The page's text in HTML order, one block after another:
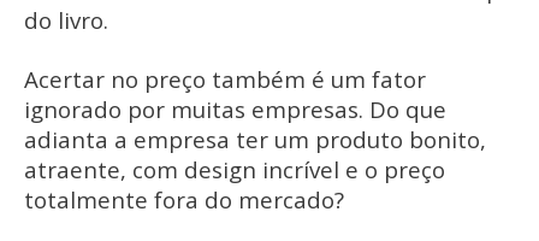
do livro.
Acertar no preço também é um fator
ignorado por muitas empresas. Do que
adianta a empresa ter um produto bonito,
atraente, com design incrível e o preço
totalmente fora do mercado?